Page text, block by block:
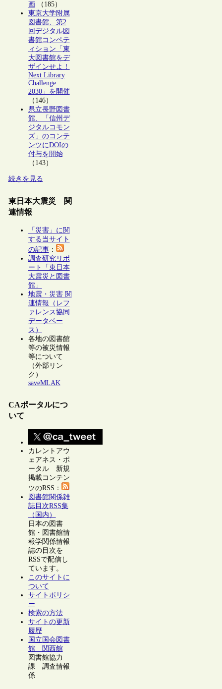
画 （185）
東京大学附属
図書館、第2
回デジタル図
書館コンペテ
ィション「東
大図書館をデ
ザインせよ！
Next Library
Challenge
2030」を開催
（146）
県立長野図書
館、「信州デ
ジタルコモン
ズ」のコンテ
ンツにDOIの
付与を開始
（143）
続きを見る
東日本大震災 関
連情報
「災害」に関
する当サイト
の記事：
調査研究リポ
ート「東日本
大震災と図書
館」
地震・災害 関
連情報（レフ
ァレンス協同
データベー
ス）
各地の図書館
等の被災情報
等について
（外部リン
ク）
saveMLAK
CAポータルにつ
いて
カレントアウ
ェアネス・ポ
ータル 新規
掲載コンテン
ツのRSS：
図書館関係雑
誌目次RSS集
（国内）
日本の図書
館・図書館情
報学関係情報
誌の目次を
RSSで配信し
ています。
このサイトに
ついて
サイトポリシ
ー
検索の方法
サイトの更新
履歴
国立国会図書
館 関西館
図書館協力
課 調査情報
係